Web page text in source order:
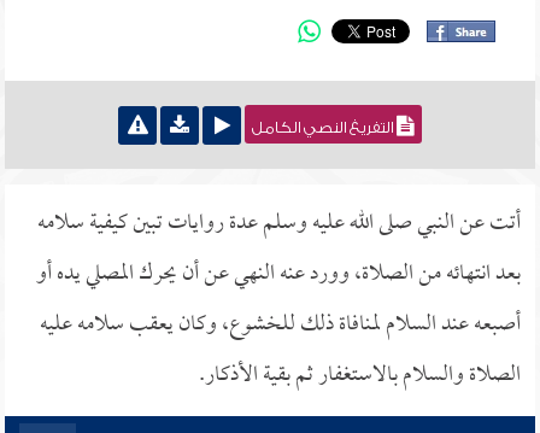
التفريغ النصي الكامل
أتت عن النبي صلى الله عليه وسلم عدة روايات تبين كيفية سلامه
بعد انتهائه من الصلاة، وورد عنه النهي عن أن يحرك المصلي يده أو
أصبعه عند السلام لمنافاة ذلك للخشوع، وكان يعقب سلامه عليه
الصلاة والسلام بالاستغفار ثم بقية الأذكار.